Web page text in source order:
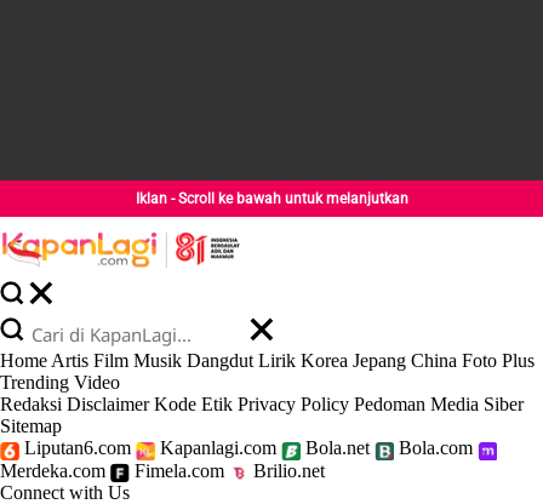
Iklan - Scroll ke bawah untuk melanjutkan
Home Artis Film Musik Dangdut Lirik Korea Jepang China Foto Plus
Trending Video
Redaksi Disclaimer Kode Etik Privacy Policy Pedoman Media Siber
Sitemap
Liputan6.com
Kapanlagi.com Bola.net
Bola.com
Merdeka.com
Fimela.com
Brilio.net
Connect with Us